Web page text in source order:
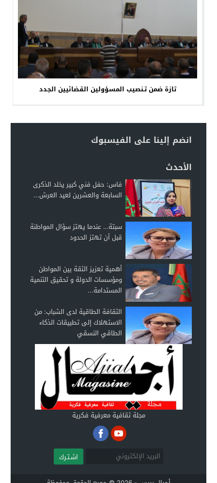
تازة ضمن تـنصيب المسؤولين القضائيين الجدد
انضم إلينا على الفيسبوك
الأحدث
فاس: حفل فني كبير يخلد الذكرى
السابعة والعشرين لعيد العرش...
سبتة… عندما يهتز سؤال المواطنة
قبل أن تهتز الحدود
أهمية تعزيز الثقة بين المواطن
ومؤسسات الدولة و تحقيق التنمية
المستدامة...
الثقافة الطاقية لدى الشباب: من
الاستهلاك إلى تطبيقات الذكاء
الطاقي النسقي
مجلة ثقافية معرفية فكرية
اشـتـرك